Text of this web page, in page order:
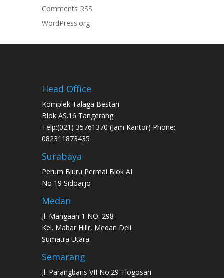
Comments RSS
WordPress.org
Head Office
Komplek Talaga Bestari
Blok AS.16 Tangerang
Telp:(021) 35761370 (Jam Kantor) Phone:
082311873435
Surabaya
Perum Bluru Permai Blok AI
No 19 Sidoarjo
Medan
Jl. Mangaan 1 NO. 298
Kel. Mabar Hilir, Medan Deli
Sumatra Utara
Semarang
Jl. Parangbaris VII No.29 Tlogosari